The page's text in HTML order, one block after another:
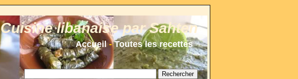
Cuisine libanaise par Sahten
Accueil-Toutes les recettes